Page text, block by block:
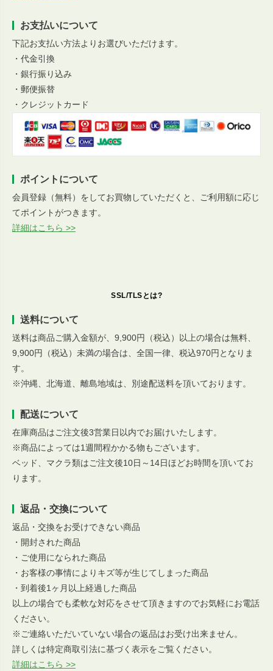
お支払いについて
下記お支払い方法よりお選びいただけます。
・代金引換
・銀行振り込み
・郵便振替
・クレジットカード
ポイントについて
会員登録（無料）をしてお買物していただくと、ご利用額に応じ
てポイントがつきます。
詳細はこちら >>
SSL/TLSとは?
送料について
送料は商品ご購入金額が、9,900円（税込）以上の場合は無料、
9,900円（税込）未満の場合は、全国一律、税込970円となりま
す。
※沖縄、北海道、離島地域は、別途配送料を頂いております。
配送について
在庫商品はご注文後3営業日以内でお届けいたします。
※商品によっては1週間程かかる物もございます。
ベッド、マクラ類はご注文後10日～14日ほどお時間を頂いてお
ります。
返品・交換について
返品・交換をお受けできない商品
・開封された商品
・ご使用になられた商品
・お客様の事情によりキズ等が生じてしまった商品
・到着後1ヶ月以上経過した商品
以上の場合でも柔軟な対応をさせて頂きますのでお気軽にお電話
ください。
※ご連絡いただいていない場合の返品はお受け出来ません。
詳しくは特定商取引法に基づく表示をご覧ください。
詳細はこちら >>